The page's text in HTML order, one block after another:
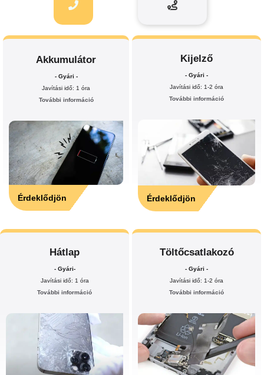
Akkumulátor
- Gyári -
Javítási idő: 1 óra
További információ
Érdeklődjön
Kijelző
- Gyári -
Javítási idő: 1-2 óra
További információ
Érdeklődjön
Hátlap
- Gyári-
Javítási idő: 1 óra
További információ
Töltőcsatlakozó
- Gyári -
Javítási idő: 1-2 óra
További információ